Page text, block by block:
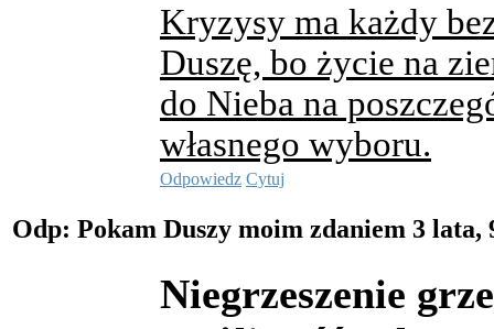
Kryzysy ma każdy
Duszę, bo życie na
do Nieba na
własnego wyboru.
Odpowiedz Cytuj
Odp: Pokam Duszy moim zdaniem 3 lata,
Niegrzeszenie